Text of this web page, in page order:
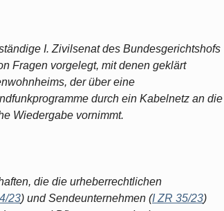
I. Zivilsenat des Bundesgerichtshofs
Fragen vorgelegt, mit denen geklärt
der über eine
durch ein Kabelnetz an die
Wiedergabe vornimmt.
die die urheberrechtlichen
23) und Sendeunternehmen (I ZR 35/23)